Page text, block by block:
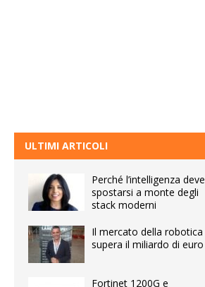
ULTIMI ARTICOLI
Perché l’intelligenza deve
spostarsi a monte degli
stack moderni
Il mercato della robotica
supera il miliardo di euro
Fortinet 1200G e